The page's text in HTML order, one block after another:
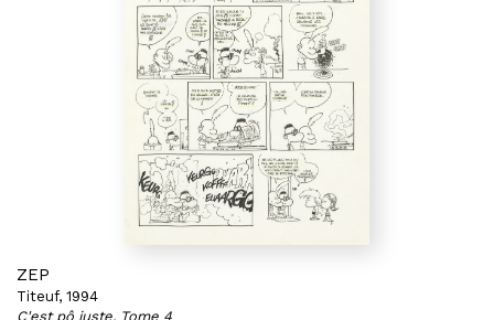
ZEP
Titeuf, 1994
C'est pô juste, Tome 4